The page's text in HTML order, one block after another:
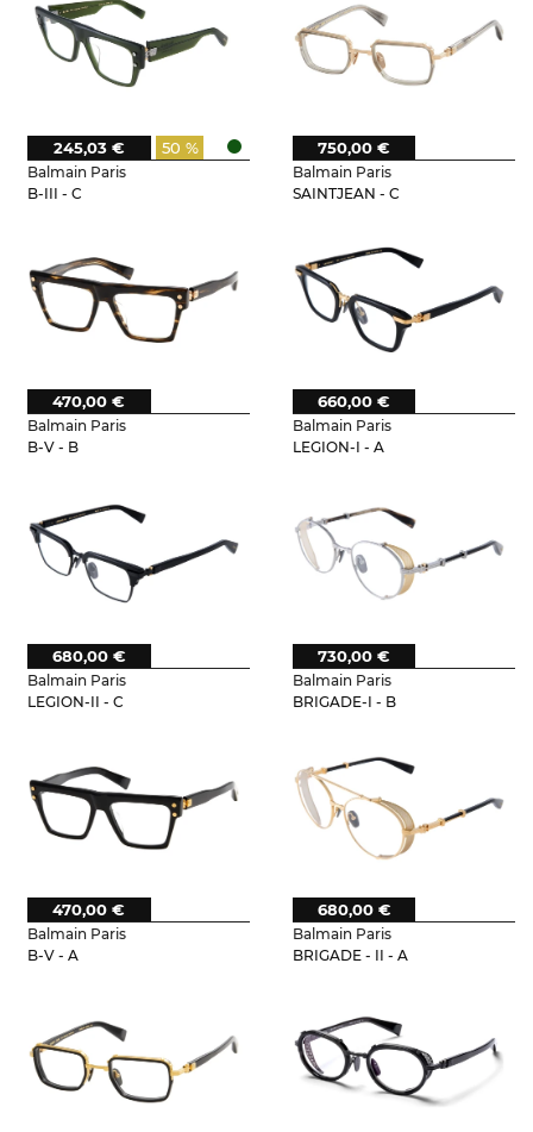
Balmain Paris
B-III - C
50 %
245,03 €
Balmain Paris
SAINTJEAN - C
750,00 €
Balmain Paris
B-V - B
470,00 €
Balmain Paris
LEGION-I - A
660,00 €
Balmain Paris
LEGION-II - C
680,00 €
Balmain Paris
BRIGADE-I - B
730,00 €
Balmain Paris
B-V - A
470,00 €
Balmain Paris
BRIGADE - II - A
680,00 €